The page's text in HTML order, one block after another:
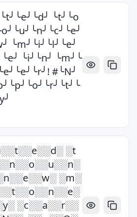
╰t╯╰o
╰m╯╰i╯╰l╯╰e╯
╰i╯╰n╯ ╰m╯╰
#╰N╯
░t
░m░
░c░░a░░r░░